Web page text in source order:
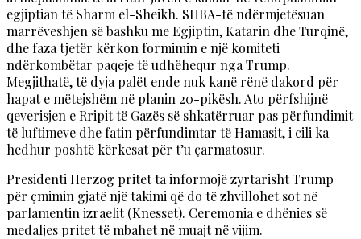
egjiptian të Sharm el-Sheikh. SHBA-të ndërmjetësuan
marrëveshjen së bashku me Egjiptin, Katarin dhe Turqinë,
dhe faza tjetër kërkon formimin e një komiteti
ndërkombëtar paqeje të udhëhequr nga Trump.
Megjithatë, të dyja palët ende nuk kanë rënë dakord për
hapat e mëtejshëm në planin 20-pikësh. Ato përfshijnë
qeverisjen e Rripit të Gazës së shkatërruar pas përfundimit
të luftimeve dhe fatin përfundimtar të Hamasit, i cili ka
hedhur poshtë kërkesat për t’u çarmatosur.
Presidenti Herzog pritet ta informojë zyrtarisht Trump
për çmimin gjatë një takimi që do të zhvillohet sot në
parlamentin izraelit (Knesset). Ceremonia e dhënies së
medaljes pritet të mbahet në muajt në vijim.